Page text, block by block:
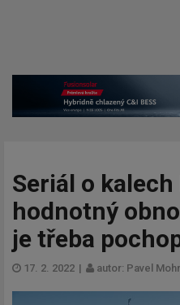
Seriál o kalech
hodnotný
je třeba
17. 2. 2022 | autor: Pavel